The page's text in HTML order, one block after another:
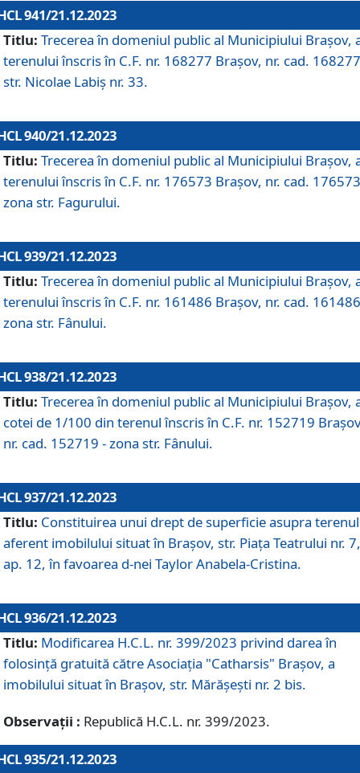
941/21.12.2023
Titlu: Trecerea în domeniul public al Municipiului Braşov,
terenului înscris în C.F. nr. 168277 Brașov, nr. cad.
str. Nicolae Labiș nr. 33.
940/21.12.2023
Titlu: Trecerea în domeniul public al Municipiului Braşov,
terenului înscris în C.F. nr. 176573 Brașov, nr. cad.
zona str. Fagurului.
939/21.12.2023
Titlu: Trecerea în domeniul public al Municipiului Braşov,
terenului înscris în C.F. nr. 161486 Brașov, nr. cad.
zona str. Fânului.
938/21.12.2023
Titlu: Trecerea în domeniul public al Municipiului Braşov,
cotei de 1/100 din terenul înscris în C.F. nr. 152719
nr. cad. 152719 - zona str. Fânului.
937/21.12.2023
Titlu: Constituirea unui drept de superficie asupra
aferent imobilului situat în Brașov, str. Piața Teatrului nr. 7,
ap. 12, în favoarea d-nei Taylor Anabela-Cristina.
936/21.12.2023
Titlu: Modificarea H.C.L. nr. 399/2023 privind darea în
folosinţă gratuită către Asociaţia "Catharsis" Brașov, a
imobilului situat în Braşov, str. Mărăşeşti nr. 2 bis.
Observații : Republică H.C.L. nr. 399/2023.
935/21.12.2023